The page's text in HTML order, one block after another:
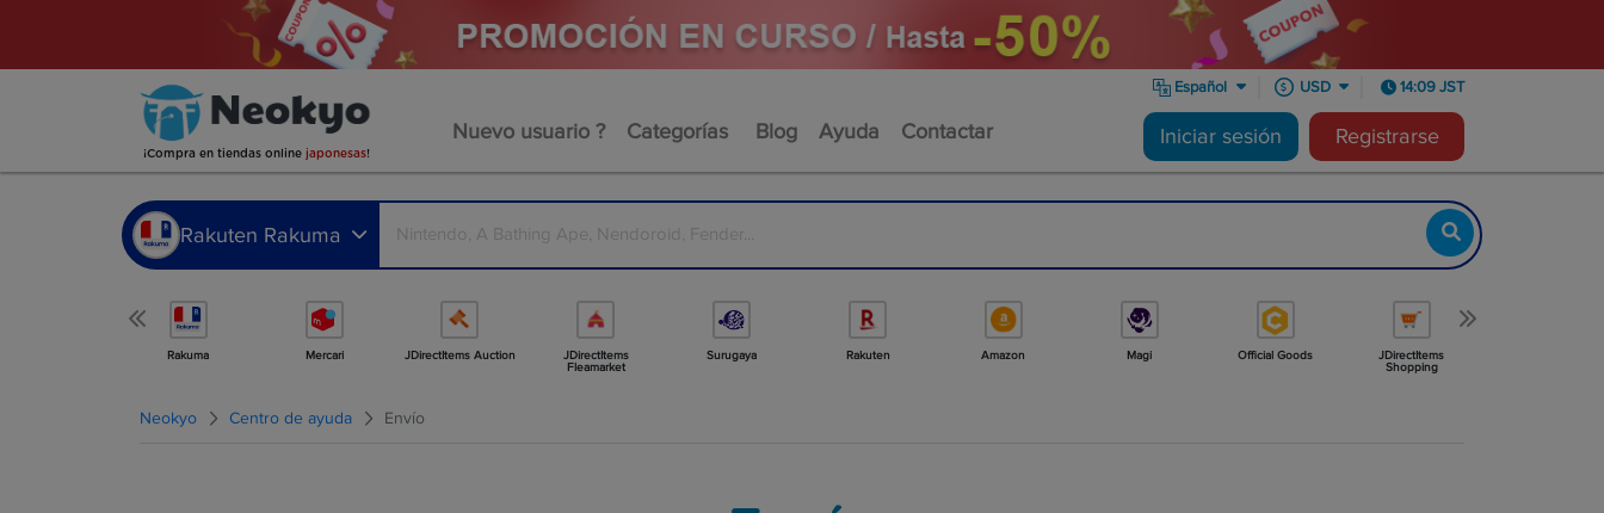
¡Compra en tiendas online japonesas!
Nuevo usuario ? Categorías Blog Ayuda Contactar
Español USD 14:09 JST
Iniciar sesión Registrarse
Rakuten Rakuma
Rakuma Mercari JDirectItems Auction
JDirectItems
Fleamarket
Surugaya Rakuten Amazon Magi Official Goods
JDirectItems
Shopping
Neokyo Centro de ayuda Envío